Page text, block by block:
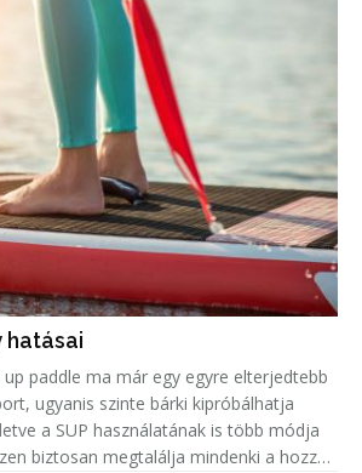
hatásai
up paddle ma már egy egyre elterjedtebb
ugyanis szinte bárki kipróbálhatja
a SUP használatának is több módja
biztosan megtalálja mindenki a hozzá